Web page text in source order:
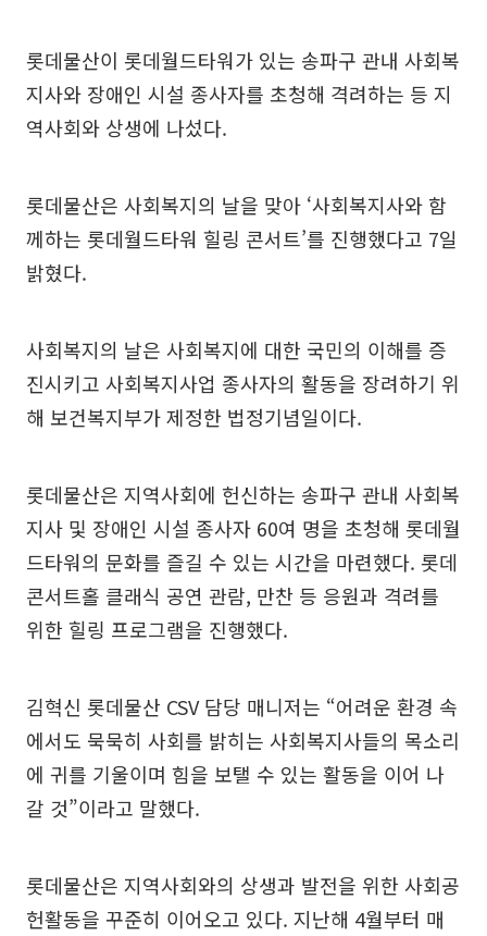
롯데물산이 롯데월드타워가 있는 송파구 관내 사회복
지사와 장애인 시설 종사자를 초청해 격려하는 등 지
역사회와 상생에 나섰다.
롯데물산은 사회복지의 날을 맞아 ‘사회복지사와 함
께하는 롯데월드타워 힐링 콘서트’를 진행했다고 7일
밝혔다.
사회복지의 날은 사회복지에 대한 국민의 이해를 증
진시키고 사회복지사업 종사자의 활동을 장려하기 위
해 보건복지부가 제정한 법정기념일이다.
롯데물산은 지역사회에 헌신하는 송파구 관내 사회복
지사 및 장애인 시설 종사자 60여 명을 초청해 롯데월
드타워의 문화를 즐길 수 있는 시간을 마련했다. 롯데
콘서트홀 클래식 공연 관람, 만찬 등 응원과 격려를
위한 힐링 프로그램을 진행했다.
김혁신 롯데물산 CSV 담당 매니저는 “어려운 환경 속
에서도 묵묵히 사회를 밝히는 사회복지사들의 목소리
에 귀를 기울이며 힘을 보탤 수 있는 활동을 이어 나
갈 것”이라고 말했다.
롯데물산은 지역사회와의 상생과 발전을 위한 사회공
헌활동을 꾸준히 이어오고 있다. 지난해 4월부터 매